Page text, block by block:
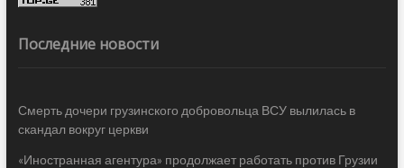
Последние новости
Смерть дочери грузинского добровольца ВСУ вылилась в
скандал вокруг церкви
«Иностранная агентура» продолжает работать против Грузии